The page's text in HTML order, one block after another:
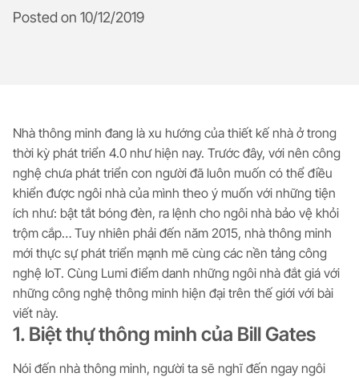
Posted on 10/12/2019
Nhà thông minh đang là xu hướng của thiết kế nhà ở trong
thời kỳ phát triển 4.0 như hiện nay. Trước đây, với nên công
nghệ chưa phát triển con người đã luôn muốn có thể điều
khiển được ngôi nhà của mình theo ý muốn với những tiện
ích như: bật tắt bóng đèn, ra lệnh cho ngôi nhà bảo vệ khỏi
trộm cắp… Tuy nhiên phải đến năm 2015, nhà thông minh
mới thực sự phát triển mạnh mẽ cùng các nền tảng công
nghệ IoT. Cùng Lumi điểm danh những ngôi nhà đắt giá với
những công nghệ thông minh hiện đại trên thế giới với bài
viết này.
1. Biệt thự thông minh của Bill Gates
Nói đến nhà thông minh, người ta sẽ nghĩ đến ngay ngôi